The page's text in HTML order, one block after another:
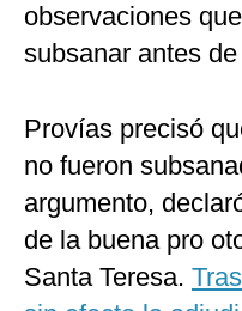
observaciones
subsanar antes
Provías precisó
no fueron
argumento,
de la buena pro
Santa Teresa.